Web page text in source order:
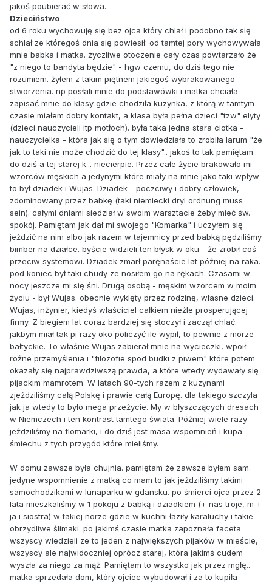
jakoś poubierać w słowa..
Dzieciństwo
od 6 roku wychowuję się bez ojca który chlał i podobno tak się
schlał ze któregoś dnia się powiesił. od tamtej pory wychowywała
mnie babka i matka. życzliwe otoczenie cały czas powtarzało że
"z niego to bandyta będzie" - hgw czemu, do dziś tego nie
rozumiem. żyłem z takim piętnem jakiegoś wybrakowanego
stworzenia. np posłali mnie do podstawówki i matka chciała
zapisać mnie do klasy gdzie chodziła kuzynka, z którą w tamtym
czasie miałem dobry kontakt, a klasa była pełna dzieci "tzw" elyty
(dzieci nauczycieli itp motłoch). była taka jedna stara ciotka -
nauczycielka - która jak się o tym dowiedziała to zrobiła larum "że
jak to taki nie może chodzić do tej klasy".. jakoś to tak pamiętam
do dziś a tej starej k... niecierpie. Przez całe życie brakowało mi
wzorców męskich a jedynymi które miały na mnie jako taki wpływ
to był dziadek i Wujas. Dziadek - poczciwy i dobry człowiek,
zdominowany przez babkę (taki niemiecki dryl ordnung muss
sein). całymi dniami siedział w swoim warsztacie żeby mieć św.
spokój. Pamiętam jak dał mi swojego "Komarka" i uczyłem się
jeździć na nim albo jak razem w tajemnicy przed babką pędziliśmy
bimber na działce. byście widzieli ten błysk w oku - że zrobił coś
przeciw systemowi. Dziadek zmarł paręnaście lat później na raka.
pod koniec był taki chudy ze nosiłem go na rękach. Czasami w
nocy jeszcze mi się śni. Drugą osobą - męskim wzorcem w moim
życiu - był Wujas. obecnie wyklęty przez rodzinę, własne dzieci.
Wujas, inżynier, kiedyś właściciel całkiem nieźle prosperującej
firmy. Z biegiem lat coraz bardziej się stoczył i zaczął chlać.
jakbym miał tak pi razy oko policzyć ile wypił, to pewnie z morze
bałtyckie. To właśnie Wujas zabierał mnie na wycieczki, wpoił
rożne przemyślenia i "filozofie spod budki z piwem" które potem
okazały się najprawdziwszą prawda, a które wtedy wydawały się
pijackim mamrotem. W latach 90-tych razem z kuzynami
zjeździliśmy całą Polskę i prawie całą Europę. dla takiego szczyla
jak ja wtedy to było mega przeżycie. My w błyszczących dresach
w Niemczech i ten kontrast tamtego świata. Później wiele razy
jeździliśmy na flomarki, i do dziś jest masa wspomnień i kupa
śmiechu z tych przygód które mieliśmy.
W domu zawsze była chujnia. pamiętam że zawsze byłem sam.
jedyne wspomnienie z matką co mam to jak jeździliśmy takimi
samochodzikami w lunaparku w gdansku. po śmierci ojca przez 2
lata mieszkaliśmy w 1 pokoju z babką i dziadkiem (+ nas troje, m +
ja i siostra) w takiej norze gdzie w kuchni łaziły karaluchy i takie
obrzydliwe ślimaki. po jakimś czasie matka zapoznała faceta.
wszyscy wiedzieli ze to jeden z największych pijaków w mieście,
wszyscy ale najwidoczniej oprócz starej, która jakimś cudem
wyszła za niego za mąż. Pamiętam to wszystko jak przez mgłę..
matka sprzedała dom, który ojciec wybudował i za to kupiła